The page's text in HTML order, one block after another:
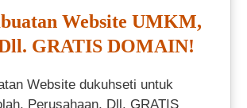
Website UMKM,
GRATIS DOMAIN!
Website dukuhseti untuk
Perusahaan, Dll. GRATIS